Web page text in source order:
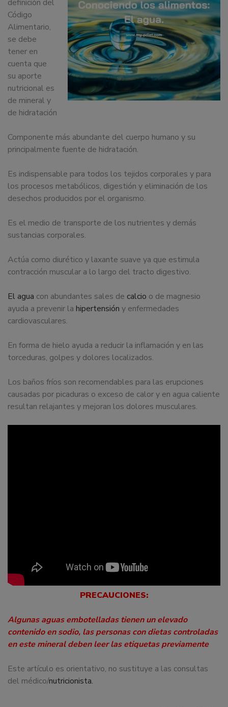
dedicamos
a
la
docencia
y
formación
sobre
la
nutrición
alimentaria
para
particulares,
organismos,
empresas,
ferias,
definición del
Código
Alimentario,
se debe
tener en
cuenta que
su aporte
nutricional es
de mineral y
de hidratación
Componente más abundante del cuerpo humano y su
principalmente fuente de hidratación.
Es indispensable para todos los tejidos corporales y para
los procesos metabólicos, digestión y eliminación de los
desechos producidos por el organismo.
Es el medio de transporte de los nutrientes y demás
sustancias corporales.
Actúa como diurético y laxante suave ya que estimula
contracción muscular a lo largo del tracto digestivo.
El agua con abundantes sales de calcio o de magnesio
ayuda a prevenir la hipertensión y enfermedades
cardiovasculares.
En forma de hielo ayuda a reducir la inflamación y en las
torceduras, golpes y dolores localizados.
Los baños fríos son recomendables para las erupciones
causadas por picaduras o exceso de calor y en agua caliente
resultan relajantes y mejoran los dolores musculares.
PRECAUCIONES:
Algunas aguas embotelladas tienen un elevado
contenido en sodio, las personas con dietas controladas
en este mineral deben leer las etiquetas previamente
Este artículo es orientativo, no sustituye a las consultas
del médico/nutricionista.